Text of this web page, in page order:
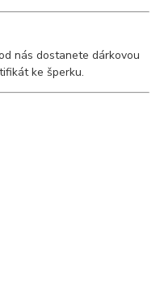
nás dostanete dárkovou
ke šperku.